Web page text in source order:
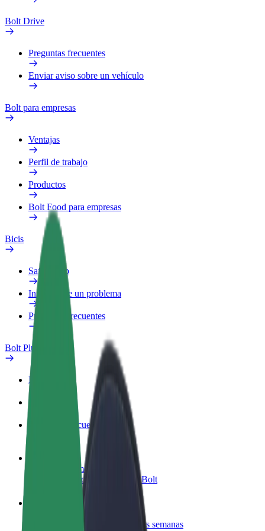
Bolt Drive
Preguntas frecuentes
Enviar aviso sobre un vehículo
Bolt para empresas
Ventajas
Perfil de trabajo
Productos
Bolt Food para empresas
Bicis
Safety Lab
Informar de un problema
Preguntas frecuentes
Bolt Plus
Beneficios
Cómo unirse
Preguntas frecuentes
Colaborar como conductor
Gana dinero colaborando con Bolt
Repartí comida y cobrá todas las semanas